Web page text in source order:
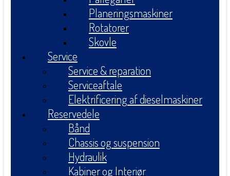
Planeringsmaskiner
Rotatorer
Skovle
Service
Service & reparation
Serviceaftale
Elektrificering af dieselmaskiner
Reservedele
Bånd
Chassis og suspension
Hydraulik
Kabiner og Interiør